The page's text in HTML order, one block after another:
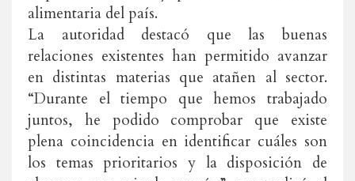
alimentaria del país.
La autoridad destacó que las buenas
relaciones existentes han permitido avanzar
en distintas materias que atañen al sector.
“Durante el tiempo que hemos trabajado
juntos, he podido comprobar que existe
plena coincidencia en identificar cuáles son
los temas prioritarios y la disposición de